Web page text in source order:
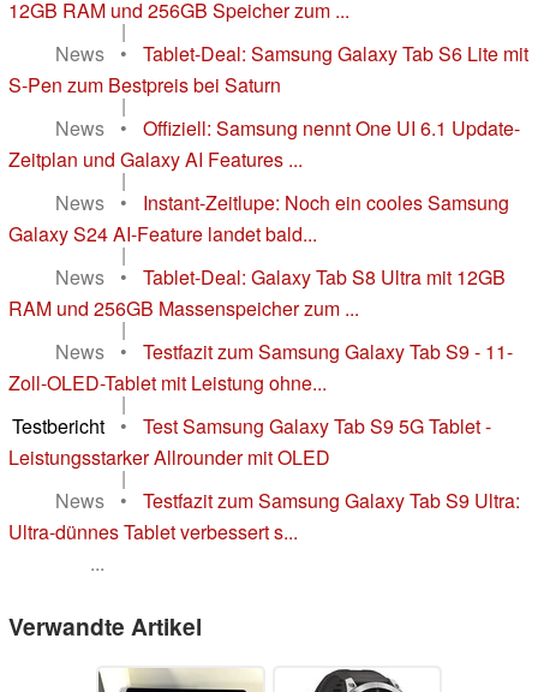
12GB RAM und 256GB Speicher zum ...
|
News
•
Tablet-Deal: Samsung Galaxy Tab S6 Lite mit
S-Pen zum Bestpreis bei Saturn
|
News
•
Offiziell: Samsung nennt One UI 6.1 Update-
Zeitplan und Galaxy AI Features ...
|
News
•
Instant-Zeitlupe: Noch ein cooles Samsung
Galaxy S24 AI-Feature landet bald...
|
News
•
Tablet-Deal: Galaxy Tab S8 Ultra mit 12GB
RAM und 256GB Massenspeicher zum ...
|
News
•
Testfazit zum Samsung Galaxy Tab S9 - 11-
Zoll-OLED-Tablet mit Leistung ohne...
|
Testbericht
•
Test Samsung Galaxy Tab S9 5G Tablet -
Leistungsstarker Allrounder mit OLED
|
News
•
Testfazit zum Samsung Galaxy Tab S9 Ultra:
Ultra-dünnes Tablet verbessert s...
...
Verwandte Artikel